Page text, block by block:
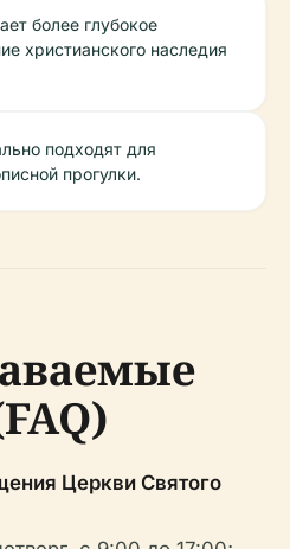
более глубокое
христианского наследия
подходят для
прогулки.
Церкви Святого